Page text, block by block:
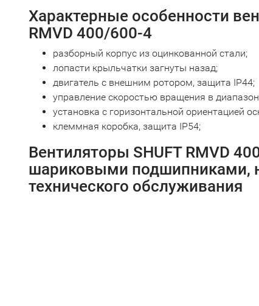
Характерные особенности
RMVD 400/600-4
разборный корпус из оцинкованной стали;
лопасти крыльчатки загнуты назад;
двигатель с внешним ротором, защита IP44;
управление скоростью вращения в
установка с горизонтальной ориентацией
клеммная коробка, защита IP54;
Вентиляторы SHUFT RMVD
шариковыми подшипниками,
технического обслуживания